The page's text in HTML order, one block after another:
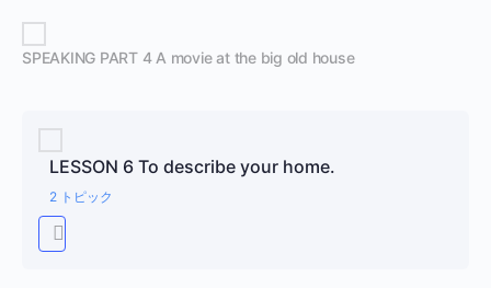
SPEAKING PART 4 A movie at the big old house
LESSON 6 To describe your home.
2 トピック